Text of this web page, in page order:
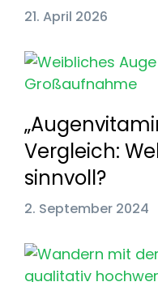
21. April 2026
Vergleich:
sinnvoll?
2. September 2024